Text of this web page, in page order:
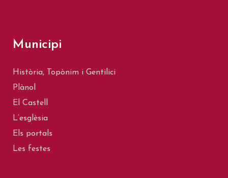
Municipi
Història, Topònim i Gentilici
Plànol
El Castell
L’esglèsia
Els portals
Les festes